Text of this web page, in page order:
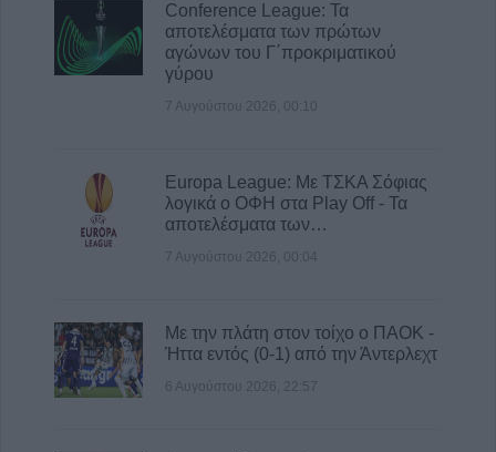
Conference League: Τα
αποτελέσματα των πρώτων
αγώνων του Γ΄προκριματικού
γύρου
7 Αυγούστου 2026, 00:10
Europa League: Με ΤΣΚΑ Σόφιας
λογικά ο ΟΦΗ στα Play Off - Τα
αποτελέσματα των…
7 Αυγούστου 2026, 00:04
Με την πλάτη στον τοίχο ο ΠΑΟΚ -
Ήττα εντός (0-1) από την Άντερλεχτ
6 Αυγούστου 2026, 22:57